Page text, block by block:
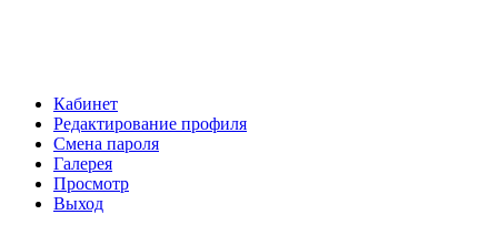
Кабинет
Редактирование профиля
Смена пароля
Галерея
Просмотр
Выход